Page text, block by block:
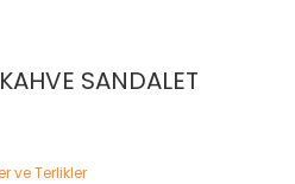
SANDALET
ve Terlikler